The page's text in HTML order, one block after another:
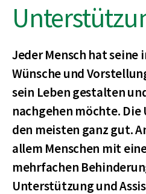
Jeder Mensch hat seine
Wünsche und
sein Leben gestalten
nachgehen möchte.
den meisten ganz gut.
allem Menschen mit
mehrfachen
Unterstützung und